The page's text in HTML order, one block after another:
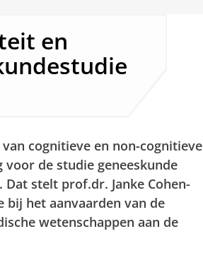
en
cognitieve en non-cognitieve
de studie geneeskunde
stelt prof.dr. Janke Cohen-
bij het aanvaarden van de
wetenschappen aan de